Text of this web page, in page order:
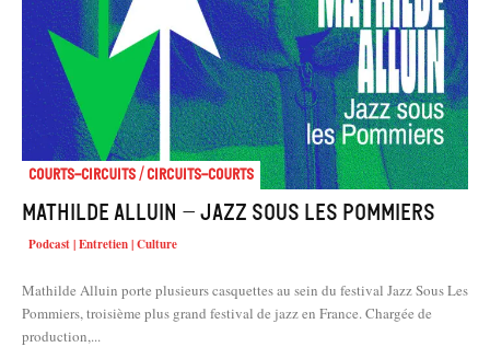
Courts-Circuits / Circuits-Courts
Mathilde Alluin – Jazz sous les Pommiers
Podcast | Entretien | Culture
Mathilde Alluin porte plusieurs casquettes au sein du festival Jazz Sous Les
Pommiers, troisième plus grand festival de jazz en France. Chargée de
production,...